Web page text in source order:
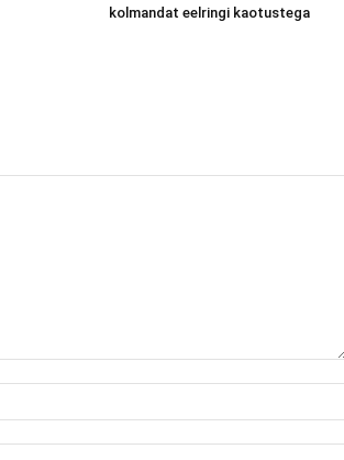
kolmandat eelringi kaotustega